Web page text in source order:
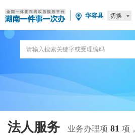
华容县 切换
法人服务 业务办理项 81 项，